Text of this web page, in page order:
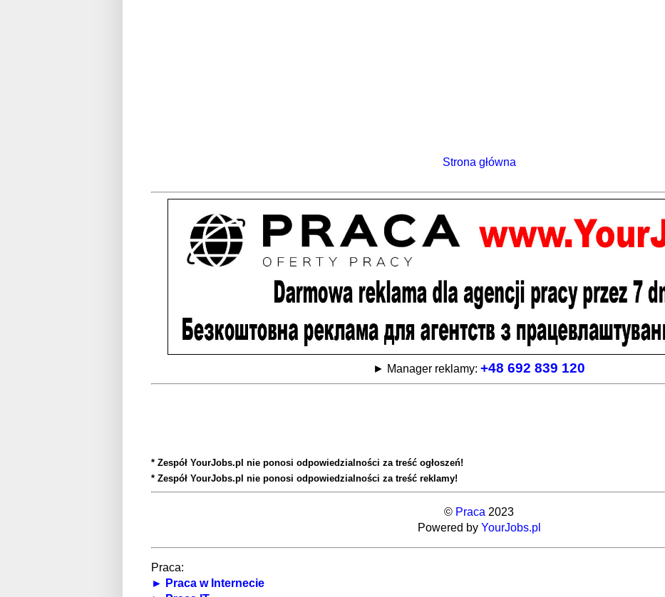
Strona główna
► Manager reklamy: +48 692 839 120
* Zespół YourJobs.pl nie ponosi odpowiedzialności za treść ogłoszeń!
* Zespół YourJobs.pl nie ponosi odpowiedzialności za treść reklamy!
© Praca 2023
Powered by YourJobs.pl
Praca:
► Praca w Internecie